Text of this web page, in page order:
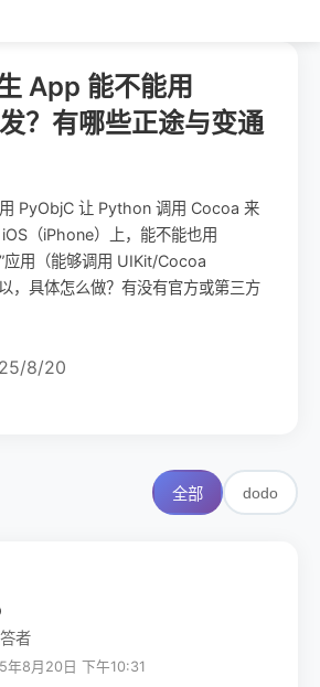
App 能不能用
？有哪些正途与变通
PyObjC 让 Python 调用 Cocoa 来
（iPhone）上，能不能也用
应用（能够调用 UIKit/Cocoa
，具体怎么做？有没有官方或第三方
8/20
全部 dodo
者
年8月20日 下午10:31